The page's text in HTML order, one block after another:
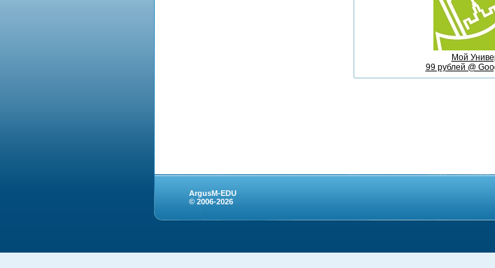
Мой
99 рублей @
ArgusM-EDU
© 2006-2026